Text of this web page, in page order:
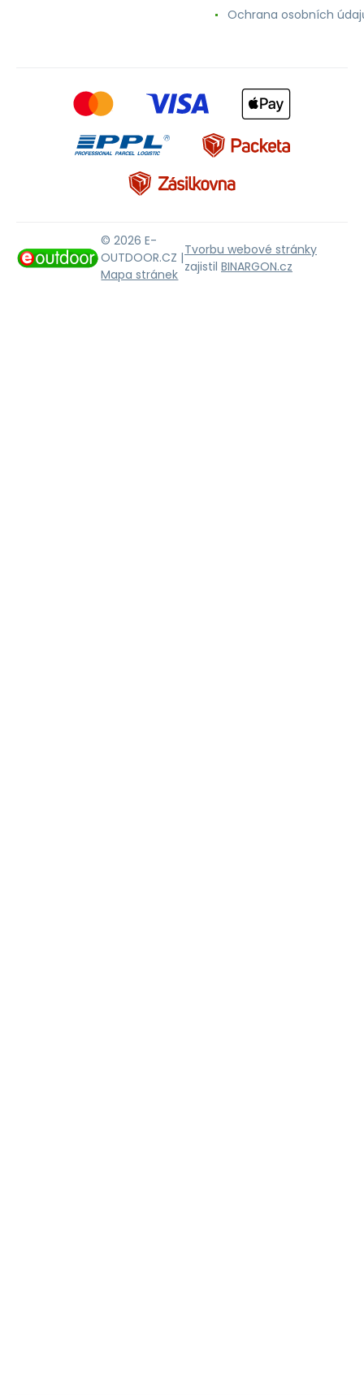
Ochrana osobních
© 2026 E-
OUTDOOR.CZ |
Mapa stránek
Tvorbu webové stránky
zajistil BINARGON.cz